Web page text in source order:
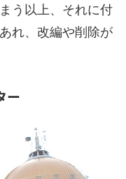
う以上、それに付
れ、改編や削除が
ー